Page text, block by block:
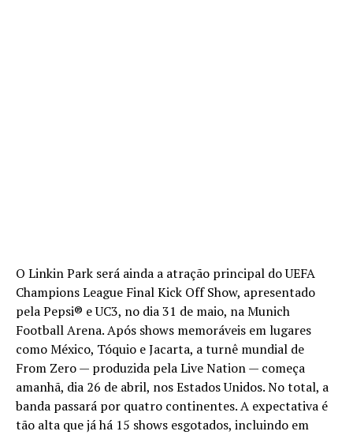
O Linkin Park será ainda a atração principal do UEFA
Champions League Final Kick Off Show, apresentado
pela Pepsi® e UC3, no dia 31 de maio, na Munich
Football Arena. Após shows memoráveis em lugares
como México, Tóquio e Jacarta, a turnê mundial de
From Zero — produzida pela Live Nation — começa
amanhã, dia 26 de abril, nos Estados Unidos. No total, a
banda passará por quatro continentes. A expectativa é
tão alta que já há 15 shows esgotados, incluindo em